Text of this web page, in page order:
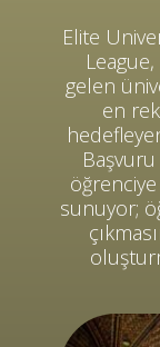
Elite
gelen
en
sunuyor;